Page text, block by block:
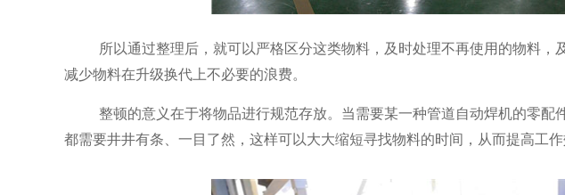
所以通过整理后，就可以严格区分这类物料，及时处理不再使用的物料
减少物料在升级换代上不必要的浪费。
整顿的意义在于将物品进行规范存放。当需要某一种管道自动焊机的零
都需要井井有条、一目了然，这样可以大大缩短寻找物料的时间，从而提高工作